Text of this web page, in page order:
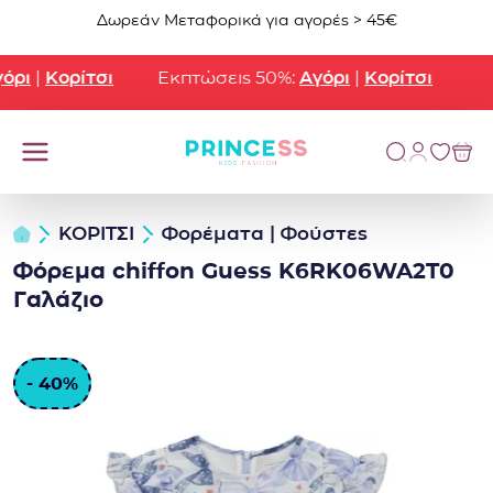
Μετάβαση στο περιεχόμενο
Δωρεάν Μεταφορικά για αγορές > 45€
|Κορίτσι Εκπτώσεις 50%:Αγόρι|Κορίτσι
ΚΟΡΙΤΣΙ Φορέματα | Φούστες
Φόρεμα chiffon Guess K6RK06WA2T0
Γαλάζιο
- 40%